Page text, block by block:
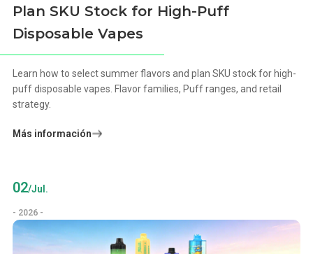
Plan SKU Stock for High-Puff
Disposable Vapes
Learn how to select summer flavors and plan SKU stock for high-
puff disposable vapes. Flavor families, Puff ranges, and retail
strategy.
Más información
02/Jul.
- 2026 -